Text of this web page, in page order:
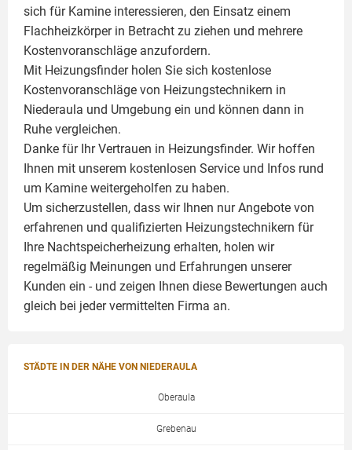
sich für Kamine interessieren, den Einsatz einem
Flachheizkörperin Betracht zu ziehen und mehrere
Kostenvoranschläge anzufordern.
Mit Heizungsfinder holen Sie sich kostenlose
Kostenvoranschläge von Heizungstechnikern in
Niederaula und Umgebung ein und können dann in
Ruhe vergleichen.
Danke für Ihr Vertrauen in Heizungsfinder. Wir hoffen
Ihnen mit unserem kostenlosen Service und Infos rund
um Kamine weitergeholfen zu haben.
Um sicherzustellen, dass wir Ihnen nur Angebote von
erfahrenen und qualifizierten Heizungstechnikern für
Ihre Nachtspeicherheizung erhalten, holen wir
regelmäßig Meinungen und Erfahrungen unserer
Kunden ein - und zeigen Ihnen diese Bewertungen auch
gleich bei jeder vermittelten Firma an.
STÄDTE IN DER NÄHE VON NIEDERAULA
Oberaula
Grebenau